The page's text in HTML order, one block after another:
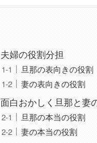
夫婦の役割分担
旦那の表向きの役割
妻の表向きの役割
面白おかしく旦那と妻
旦那の本当の役割
妻の本当の役割